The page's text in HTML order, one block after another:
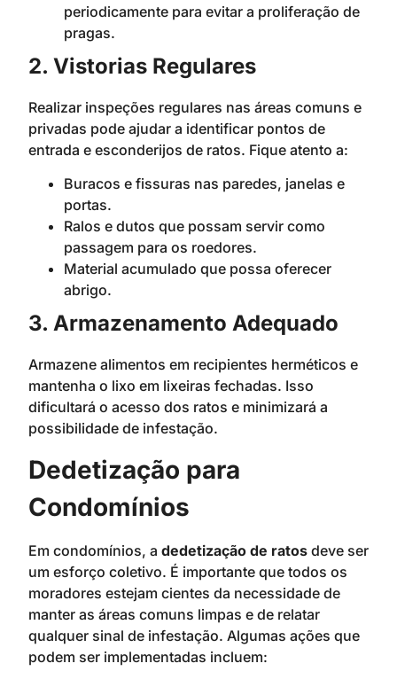
periodicamente para evitar a proliferação de
pragas.
2. Vistorias Regulares
Realizar inspeções regulares nas áreas comuns e
privadas pode ajudar a identificar pontos de
entrada e esconderijos de ratos. Fique atento a:
Buracos e fissuras nas paredes, janelas e
portas.
Ralos e dutos que possam servir como
passagem para os roedores.
Material acumulado que possa oferecer
abrigo.
3. Armazenamento Adequado
Armazene alimentos em recipientes herméticos e
mantenha o lixo em lixeiras fechadas. Isso
dificultará o acesso dos ratos e minimizará a
possibilidade de infestação.
Dedetização para
Condomínios
Em condomínios, a dedetização de ratos deve ser
um esforço coletivo. É importante que todos os
moradores estejam cientes da necessidade de
manter as áreas comuns limpas e de relatar
qualquer sinal de infestação. Algumas ações que
podem ser implementadas incluem: